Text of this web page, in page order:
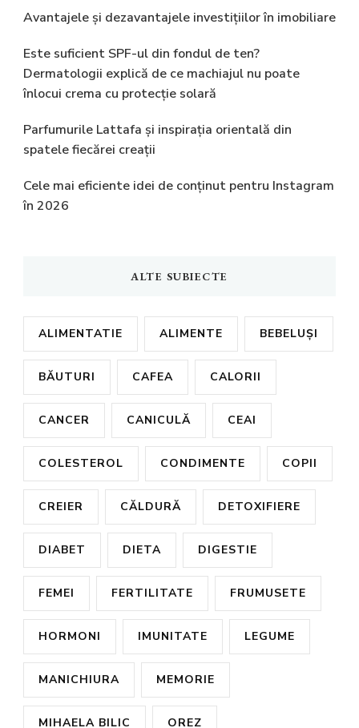
Avantajele și dezavantajele investițiilor în imobiliare
Este suficient SPF-ul din fondul de ten?
Dermatologii explică de ce machiajul nu poate
înlocui crema cu protecție solară
Parfumurile Lattafa și inspirația orientală din
spatele fiecărei creații
Cele mai eficiente idei de conținut pentru Instagram
în 2026
ALTE SUBIECTE
ALIMENTATIE ALIMENTE BEBELUȘI
BĂUTURI CAFEA CALORII
CANCER CANICULĂ CEAI
COLESTEROL CONDIMENTE COPII
CREIER CĂLDURĂ DETOXIFIERE
DIABET DIETA DIGESTIE
FEMEI FERTILITATE FRUMUSETE
HORMONI IMUNITATE LEGUME
MANICHIURA MEMORIE
MIHAELA BILIC OREZ